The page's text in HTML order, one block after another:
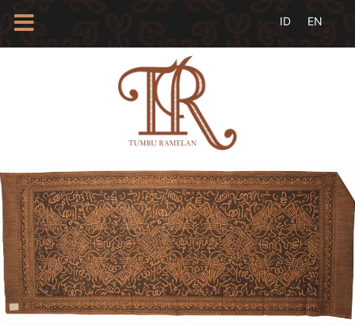
PROFIL
INSAN
BATIK
KAMUS
BATIK
KATALOG
BATIK
TANYA